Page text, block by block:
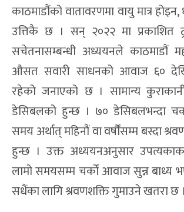
काठमाडौंको वातावरणमा वायु मात्र
उत्तिकै छ । सन् २०२२ मा प्रकाशित
सचेतनासम्बन्धी अध्ययनले काठमाडौं
औसत सवारी साधनको आवाज ६०
रहेको जनाएको छ । सामान्य
डेसिबलको हुन्छ । ७० डेसिबलभन्दा
समय अर्थात् महिनौं वा वर्षौंसम्म बस्दा
हुन्छ । उक्त अध्ययनअनुसार उपत्यकाका
लामो समयसम्म चर्को आवाज सुन्न बाध्य
सधैंका लागि श्रवणशक्ति गुमाउने खतरा छ ।